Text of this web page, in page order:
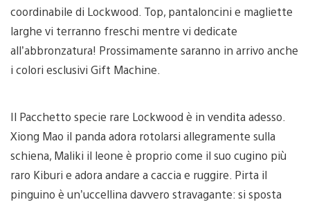
coordinabile di Lockwood. Top, pantaloncini e magliette
larghe vi terranno freschi mentre vi dedicate
all’abbronzatura! Prossimamente saranno in arrivo anche
i colori esclusivi Gift Machine.
Il Pacchetto specie rare Lockwood è in vendita adesso.
Xiong Mao il panda adora rotolarsi allegramente sulla
schiena, Maliki il leone è proprio come il suo cugino più
raro Kiburi e adora andare a caccia e ruggire. Pirta il
pinguino è un’uccellina davvero stravagante: si sposta